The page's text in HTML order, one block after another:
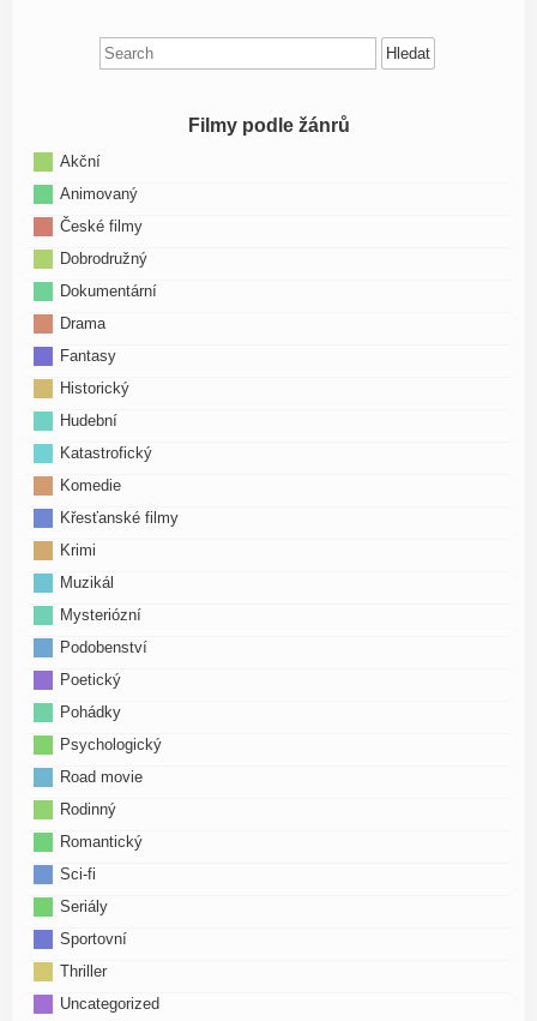
Search
for:
Filmy podle žánrů
Akční
Animovaný
České filmy
Dobrodružný
Dokumentární
Drama
Fantasy
Historický
Hudební
Katastrofický
Komedie
Křesťanské filmy
Krimi
Muzikál
Mysteriózní
Podobenství
Poetický
Pohádky
Psychologický
Road movie
Rodinný
Romantický
Sci-fi
Seriály
Sportovní
Thriller
Uncategorized